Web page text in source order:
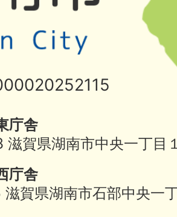
庁舎
賀県湖南市中央一丁目
庁舎
賀県湖南市石部中央一